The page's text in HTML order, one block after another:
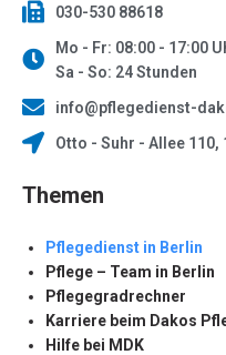
030-530 88618
Mo - Fr: 08:00 - 17:00
Sa - So: 24 Stunden
info@pflegedienst-
Otto - Suhr - Allee 110,
Themen
Pflegedienst in Berlin
Pflege – Team in Berlin
Pflegegradrechner
Karriere beim Dakos
Hilfe bei MDK